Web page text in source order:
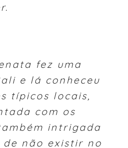
fez uma
e lá conheceu
típicos locais,
com os
intrigada
não existir no